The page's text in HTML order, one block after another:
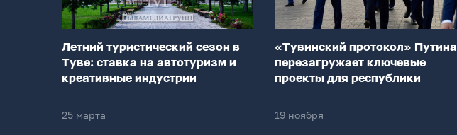
Летний туристический сезон в
Туве: ставка на автотуризм и
креативные индустрии
25 марта
«Тувинский протокол» Путина
перезагружает ключевые
проекты для республики
19 ноября